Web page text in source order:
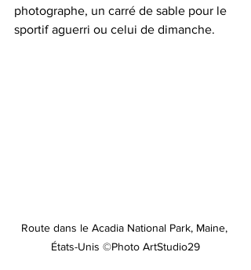
photographe, un carré de sable pour le
sportif aguerri ou celui de dimanche.
Route dans le Acadia National Park, Maine,
États-Unis ©Photo ArtStudio29